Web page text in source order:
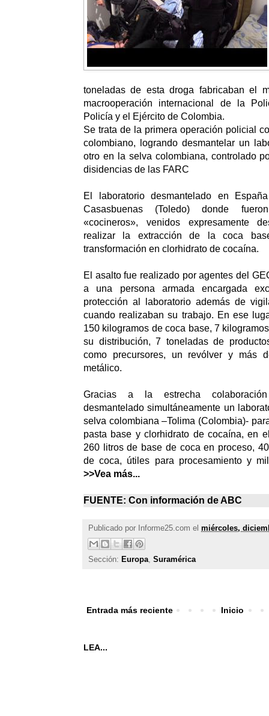
toneladas de esta droga fabricaban el
macrooperación internacional de la
Policía y el Ejército de Colombia.
Se trata de la primera operación policial
colombiano, logrando desmantelar un
otro en la selva colombiana, controlado
disidencias de las FARC
El laboratorio desmantelado en
Casasbuenas (Toledo) donde
«cocineros», venidos expresamente
realizar la extracción de la coca
transformación en clorhidrato de cocaína.
El asalto fue realizado por agentes del
a una persona armada encargada
protección al laboratorio además de
cuando realizaban su trabajo. En ese
150 kilogramos de coca base, 7
su distribución, 7 toneladas de
como precursores, un revólver y más
metálico.
Gracias a la estrecha
desmantelado simultáneamente un
selva colombiana –Tolima (Colombia)-
pasta base y clorhidrato de cocaína, en
260 litros de base de coca en proceso,
de coca, útiles para procesamiento y
>>Vea más...
FUENTE: Con información de ABC
Publicado por Informe25.com el miércoles,
Sección: Europa, Suramérica
Entrada más reciente Inicio
LEA...